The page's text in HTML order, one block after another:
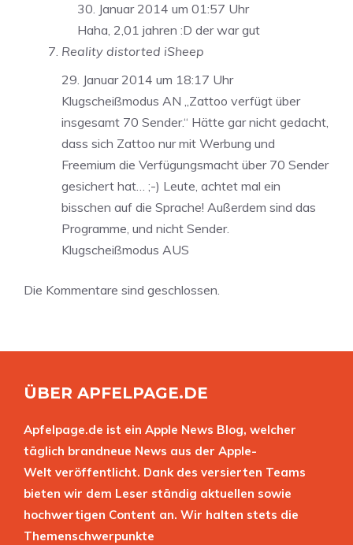
30. Januar 2014 um 01:57 Uhr
Haha, 2,01 jahren :D der war gut
Reality distorted iSheep
29. Januar 2014 um 18:17 Uhr
Klugscheißmodus AN „Zattoo verfügt über
insgesamt 70 Sender.“ Hätte gar nicht gedacht,
dass sich Zattoo nur mit Werbung und
Freemium die Verfügungsmacht über 70 Sender
gesichert hat… ;-) Leute, achtet mal ein
bisschen auf die Sprache! Außerdem sind das
Programme, und nicht Sender.
Klugscheißmodus AUS
Die Kommentare sind geschlossen.
ÜBER APFELPAGE.DE
Apfelpage.de ist ein Apple News Blog, welcher
täglich brandneue News aus der Apple-
Welt veröffentlicht. Dank des versierten Teams
bieten wir dem Leser ständig aktuellen sowie
hochwertigen Content an. Wir halten stets die
Themenschwerpunkte